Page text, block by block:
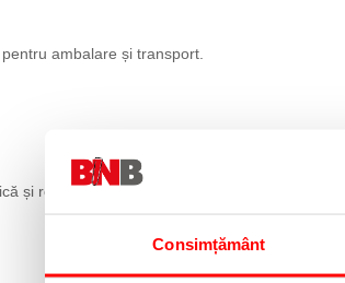
Consimțământ
ambalare și transport.
și rezistentă pentru utilizare frecventă.